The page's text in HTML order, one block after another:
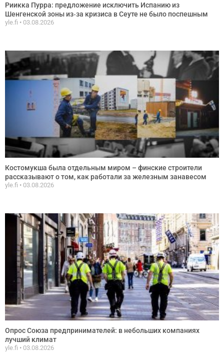
Риикка Пурра: предложение исключить Испанию из
Шенгенской зоны из‑за кризиса в Сеуте не было поспешным
yle.fi 03.08.2026
Костомукша была отдельным миром – финские строители
рассказывают о том, как работали за железным занавесом
yle.fi 03.08.2026
Опрос Союза предпринимателей: в небольших компаниях
лучший климат
yle.fi 03.08.2026